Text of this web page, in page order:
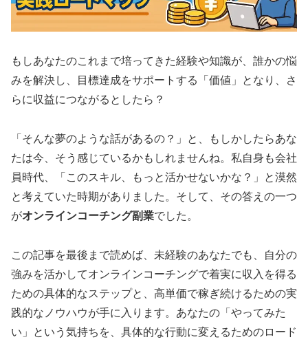
もしあなたのこれまで培ってきた経験や知識が、誰かの悩
みを解決し、目標達成をサポートする「価値」となり、さ
らに収益につながるとしたら？
「そんな夢のような話があるの？」と、もしかしたらあな
たは今、そう感じているかもしれませんね。私自身も会社
員時代、「このスキル、もっと活かせないかな？」と漠然
と考えていた時期がありました。そして、その答えの一つ
がオンラインコーチング副業でした。
この記事を最後まで読めば、未経験のあなたでも、自分の
強みを活かしてオンラインコーチングで着実に収入を得る
ための具体的なステップと、高単価で稼ぎ続けるための実
践的なノウハウが手に入ります。あなたの「やってみた
い」という気持ちを、具体的な行動に変えるためのロード